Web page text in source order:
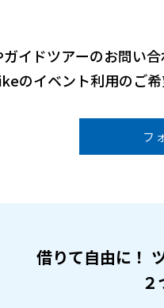
ガイドツアーのお問い
のイベント利用のご
フ
借りて自由に！
２